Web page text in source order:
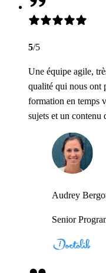
5/5
Une équipe agile,
qualité qui nous ont
formation en temps
sujets et un contenu
Audrey
Senior